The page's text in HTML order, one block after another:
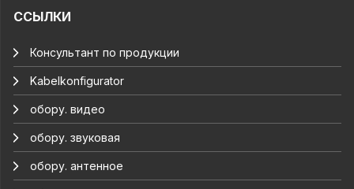
ССЫЛКИ
Консультант по продукции
Kabelkonfigurator
обору. видео
обору. звуковая
обору. антенное